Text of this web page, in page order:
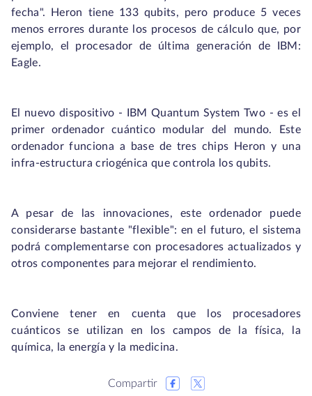
fecha". Heron tiene 133 qubits, pero produce 5 veces
menos errores durante los procesos de cálculo que, por
ejemplo, el procesador de última generación de IBM:
Eagle.
El nuevo dispositivo - IBM Quantum System Two - es el
primer ordenador cuántico modular del mundo. Este
ordenador funciona a base de tres chips Heron y una
infra-estructura criogénica que controla los qubits.
A pesar de las innovaciones, este ordenador puede
considerarse bastante "flexible": en el futuro, el sistema
podrá complementarse con procesadores actualizados y
otros componentes para mejorar el rendimiento.
Conviene tener en cuenta que los procesadores
cuánticos se utilizan en los campos de la física, la
química, la energía y la medicina.
Compartir